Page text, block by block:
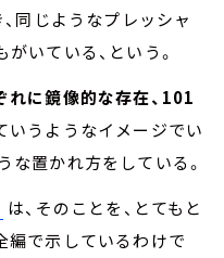
同じようなプレッシャ
いている、という。
れに鏡像的な存在、101
いうようなイメージでい
な置かれ方をしている。
は、そのことを、とてもと
編で示しているわけで